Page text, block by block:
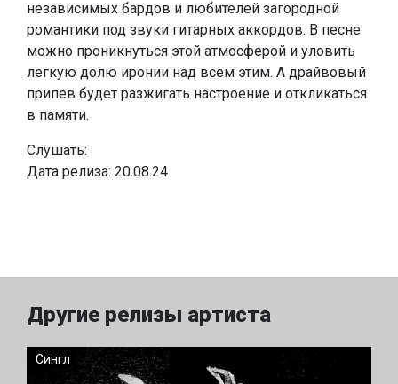
независимых бардов и любителей загородной
романтики под звуки гитарных аккордов. В песне
можно проникнуться этой атмосферой и уловить
легкую долю иронии над всем этим. А драйвовый
припев будет разжигать настроение и откликаться
в памяти.
Слушать:
Дата релиза: 20.08.24
Другие релизы артиста
Сингл